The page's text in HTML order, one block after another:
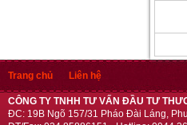
Trang chủ Liên hệ
CÔNG TY TNHH TƯ VẤN ĐẦU TƯ
ĐC: 19B Ngõ 157/31 Pháo Đài Láng,